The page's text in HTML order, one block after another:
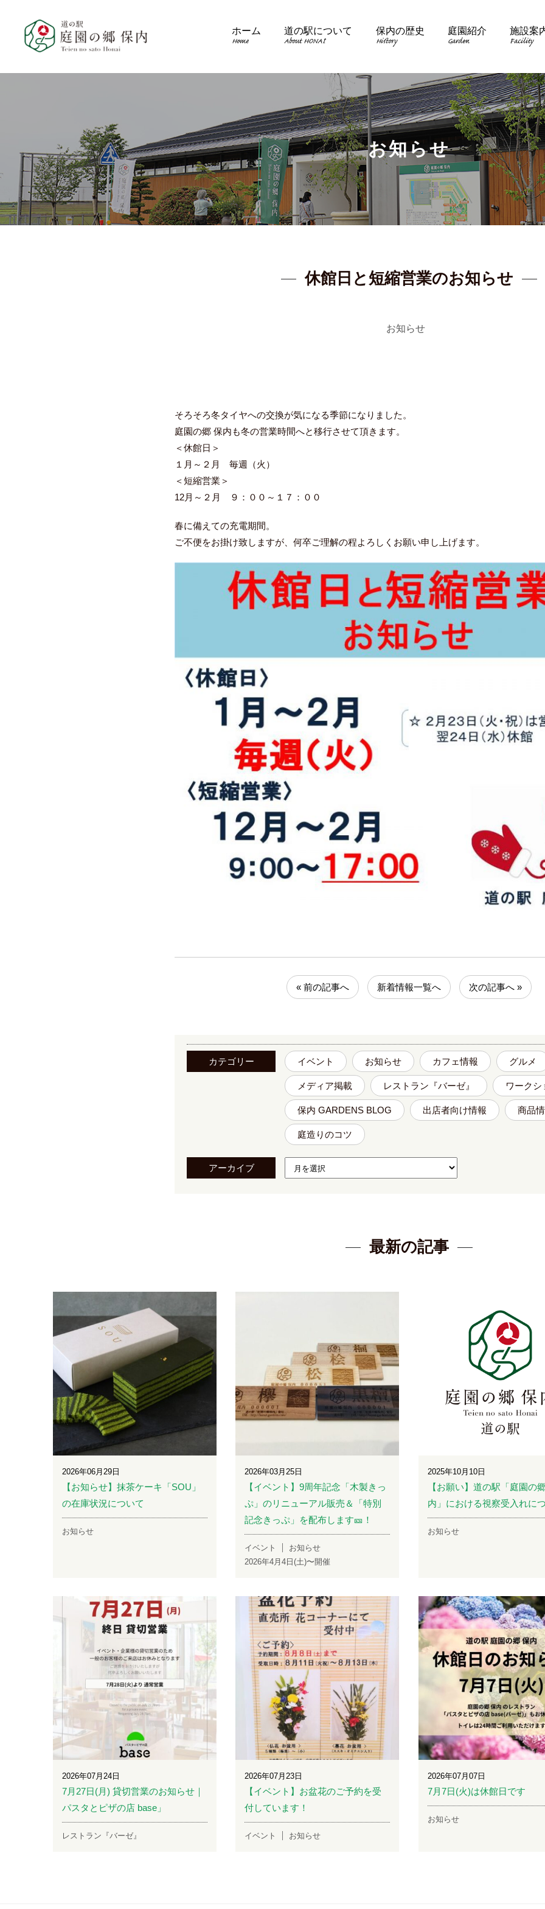
ホーム
Home
道の駅について
About HONAI
保内の歴史
History
庭園紹介
Garden
施設案
Facility
お知らせ
休館日と短縮営業のお知らせ
お知らせ
そろそろ冬タイヤへの交換が気になる季節になりました。
庭園の郷 保内も冬の営業時間へと移行させて頂きます。
＜休館日＞
１月～２月 毎週（火）
＜短縮営業＞
12月～２月 ９：００～１７：００
春に備えての充電期間。
ご不便をお掛け致しますが、何卒ご理解の程よろしくお願い申し上げます。
« 前の記事へ 新着情報一覧へ 次の記事へ »
カテゴリー イベント お知らせ カフェ情報 グルメ
メディア掲載 レストラン『バーゼ』 ワークシ
保内 GARDENS BLOG 出店者向け情報 商品
庭造りのコツ
アーカイブ
最新の記事
2026年06月29日
【お知らせ】抹茶ケーキ「SOU」
の在庫状況について
お知らせ
2026年03月25日
【イベント】9周年記念「木製きっ
ぷ」のリニューアル販売＆「特別
記念きっぷ」を配布します🎫！
イベント
お知らせ
2026年4月4日(土)〜開催
2025年10月10日
【お願い】道の駅「庭園の
内」における視察受入れに
お知らせ
2026年07月24日
7月27日(月) 貸切営業のお知らせ｜
パスタとピザの店 base」
レストラン『バーゼ』
2026年07月23日
【イベント】お盆花のご予約を受
付しています！
イベント お知らせ
2026年07月07日
7月7日(火)は休館日です
お知らせ